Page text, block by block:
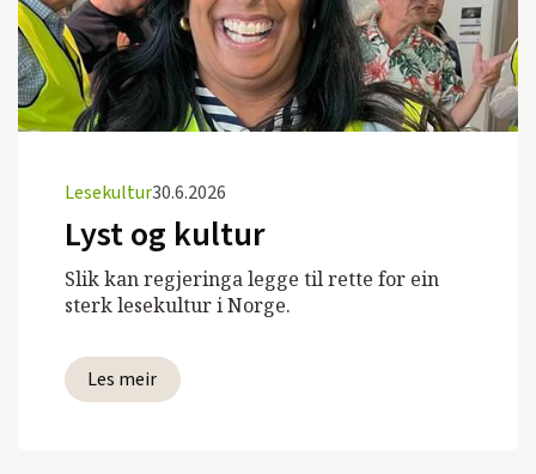
Lesekultur30.6.2026
Lyst og kultur
Slik kan regjeringa legge til rette for ein
sterk lesekultur i Norge.
Les meir